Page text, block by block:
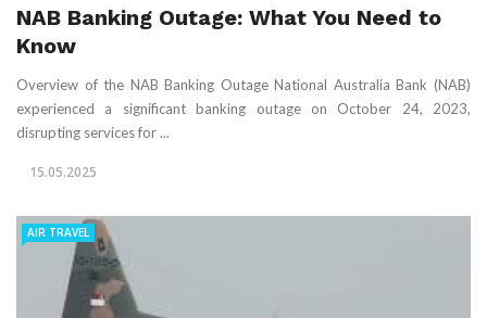
NAB Banking Outage: What You Need to
Know
Overview of the NAB Banking Outage National Australia Bank (NAB)
experienced a significant banking outage on October 24, 2023,
disrupting services for ...
15.05.2025
AIR TRAVEL